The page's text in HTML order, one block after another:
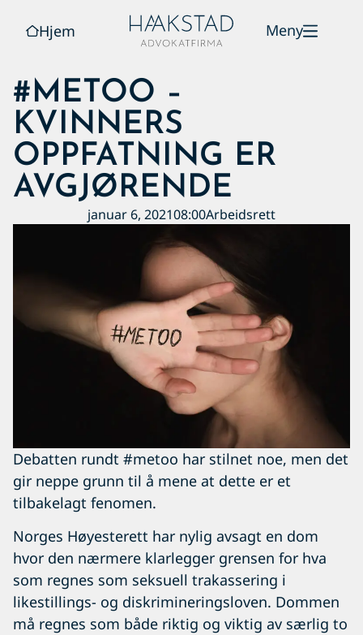
Hjem Meny
#METOO –
KVINNERS
OPPFATNING ER
AVGJØRENDE
januar 6, 202108:00Arbeidsrett
Debatten rundt #metoo har stilnet noe, men det
gir neppe grunn til å mene at dette er et
tilbakelagt fenomen.
Norges Høyesterett har nylig avsagt en dom
hvor den nærmere klarlegger grensen for hva
som regnes som seksuell trakassering i
likestillings- og diskrimineringsloven. Dommen
må regnes som både riktig og viktig av særlig to